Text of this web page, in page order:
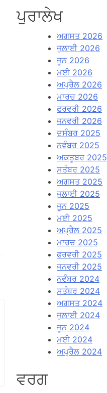
ਪੁਰਾਲੇਖ
ਅਗਸਤ 2026
ਜੁਲਾਈ 2026
ਜੂਨ 2026
ਮਈ 2026
ਅਪ੍ਰੈਲ 2026
ਮਾਰਚ 2026
ਫਰਵਰੀ 2026
ਜਨਵਰੀ 2026
ਦਸੰਬਰ 2025
ਨਵੰਬਰ 2025
ਅਕਤੂਬਰ 2025
ਸਤੰਬਰ 2025
ਅਗਸਤ 2025
ਜੁਲਾਈ 2025
ਜੂਨ 2025
ਮਈ 2025
ਅਪ੍ਰੈਲ 2025
ਮਾਰਚ 2025
ਫਰਵਰੀ 2025
ਜਨਵਰੀ 2025
ਨਵੰਬਰ 2024
ਸਤੰਬਰ 2024
ਅਗਸਤ 2024
ਜੁਲਾਈ 2024
ਜੂਨ 2024
ਮਈ 2024
ਅਪ੍ਰੈਲ 2024
ਵਰਗ